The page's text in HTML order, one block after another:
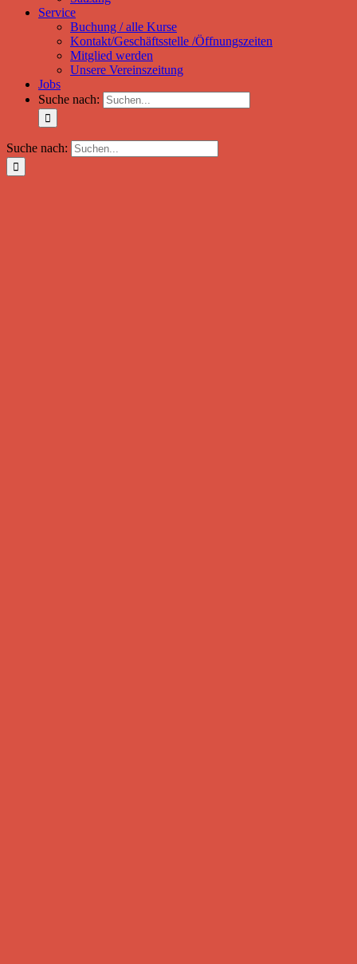
Service
Buchung / alle Kurse
Kontakt/Geschäftsstelle /Öffnungszeiten
Mitglied werden
Unsere Vereinszeitung
Jobs
Suche nach:
Suche nach: